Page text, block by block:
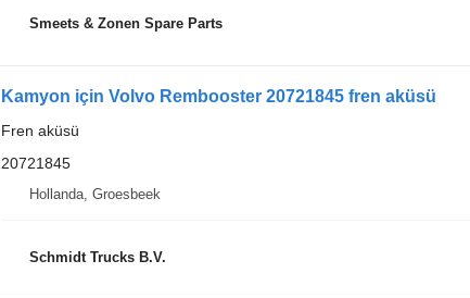
Smeets & Zonen Spare Parts
Kamyon için Volvo Rembooster 20721845 fren aküsü
Fren aküsü
20721845
Hollanda, Groesbeek
Schmidt Trucks B.V.